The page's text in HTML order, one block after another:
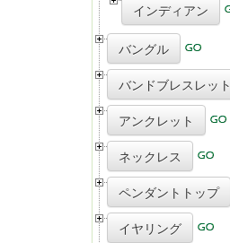
インディアン
バングル
バンドブレスレット
アンクレット
ネックレス
ペンダントトップ
イヤリング